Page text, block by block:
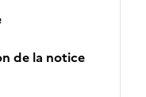
de la notice